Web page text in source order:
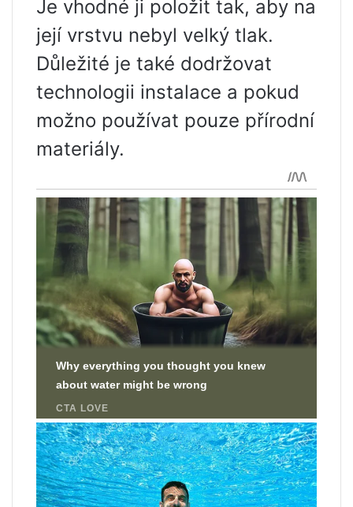
Je vhodné ji položit tak, aby na
její vrstvu nebyl velký tlak.
Důležité je také dodržovat
technologii instalace a pokud
možno používat pouze přírodní
materiály.